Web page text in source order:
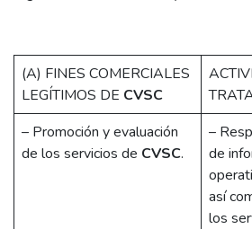
(A) FINES COMERCIALES
LEGÍTIMOS DE CVSC
– Promoción y evaluación
de los servicios de CVSC.
–
de
así
los